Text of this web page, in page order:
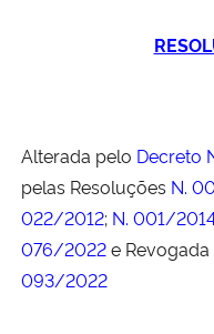
Ministério da Ciência,
Ministério do Meio Ambiente
Alterada pelo Decreto
pelas Resoluções N.
022/2012; N. 001/
076/2022e Revogada
093/2022